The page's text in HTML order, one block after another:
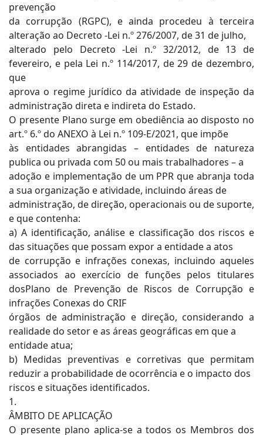
prevenção
da corrupção (RGPC), e ainda procedeu à terceira
alteração ao Decreto -Lei n.º 276/2007, de 31 de julho,
alterado pelo Decreto -Lei n.º 32/2012, de 13 de
fevereiro, e pela Lei n.º 114/2017, de 29 de dezembro,
que
aprova o regime jurídico da atividade de inspeção da
administração direta e indireta do Estado.
O presente Plano surge em obediência ao disposto no
art.º 6.º do ANEXO à Lei n.º 109-E/2021, que impõe
às entidades abrangidas – entidades de natureza
publica ou privada com 50 ou mais trabalhadores – a
adoção e implementação de um PPR que abranja toda
a sua organização e atividade, incluindo áreas de
administração, de direção, operacionais ou de suporte,
e que contenha:
a) A identificação, análise e classificação dos riscos e
das situações que possam expor a entidade a atos
de corrupção e infrações conexas, incluindo aqueles
associados ao exercício de funções pelos titulares
dosPlano de Prevenção de Riscos de Corrupção e
infrações Conexas do CRIF
órgãos de administração e direção, considerando a
realidade do setor e as áreas geográficas em que a
entidade atua;
b) Medidas preventivas e corretivas que permitam
reduzir a probabilidade de ocorrência e o impacto dos
riscos e situações identificados.
1.
ÂMBITO DE APLICAÇÃO
O presente plano aplica-se a todos os Membros dos